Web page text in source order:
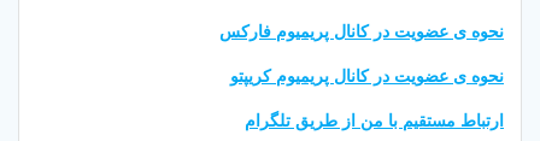
نحوه ی عضویت در کانال پریمیوم فارکس
نحوه ی عضویت در کانال پریمیوم کریپتو
ارتباط مستقیم با من از طریق تلگرام